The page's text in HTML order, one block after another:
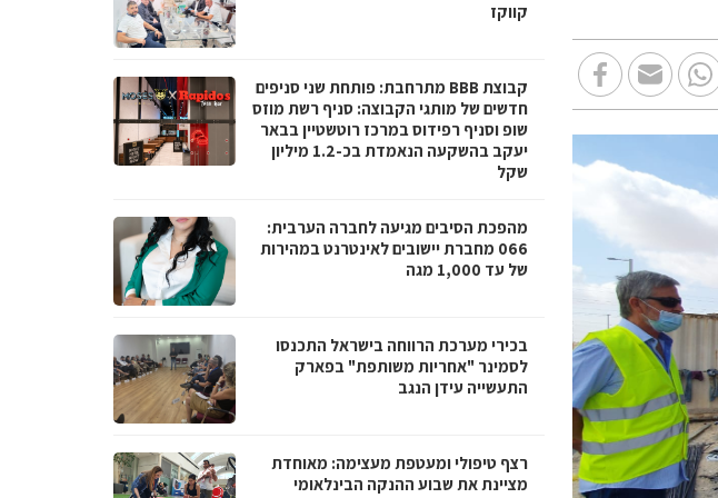
קווקז
קבוצת BBB מתרחבת: פותחת שני סניפים
חדשים של מותגי הקבוצה: סניף רשת מוזס
שופ וסניף רפידוס במרכז רוטשטיין בבאר
יעקב בהשקעה הנאמדת בכ-1.2 מיליון
שקל
מהפכת הסיבים מגיעה לחברה הערבית:
066 מחברת יישובים לאינטרנט במהירות
של עד 1,000 מגה
בכירי מערכת הרווחה בישראל התכנסו
לסמינר "אחריות משותפת" בפארק
התעשייה עידן הנגב
רצף טיפולי ומעטפת מעצימה: מאוחדת
מציינת את שבוע ההנקה הבינלאומי